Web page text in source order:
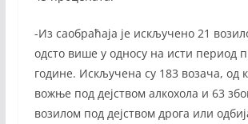
-Из саобраћаја је искључено 21
одсто више у односу на исти период
године. Искључена су 183 возача, од
вожње под дејством алкохола и 63
возилом под дејством дрога или